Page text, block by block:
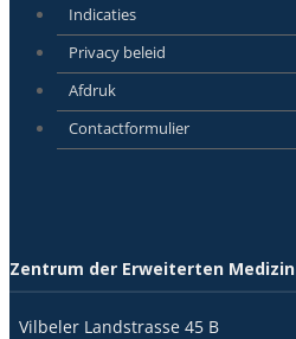
Indicaties
Privacy beleid
Afdruk
Contactformulier
Zentrum der Erweiterten Medizin
Vilbeler Landstrasse 45 B